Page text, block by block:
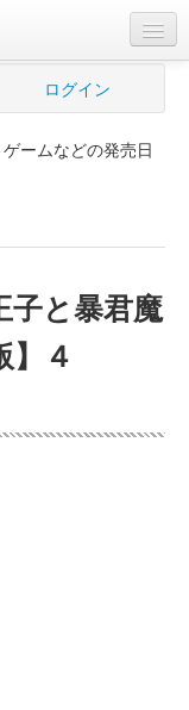
ログイン
ームなどの発売日
子と暴君魔
】４